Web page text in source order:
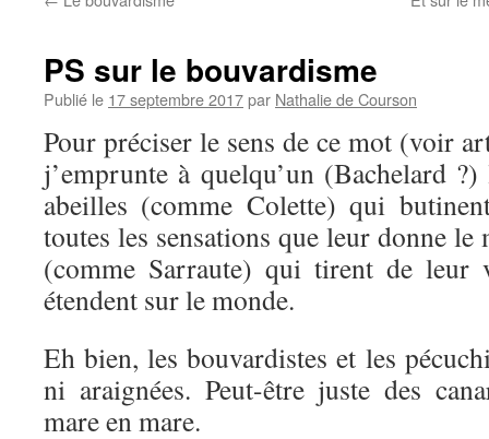
PS sur le bouvardisme
Publié le 17 septembre 2017par Nathalie de Courson
Pour préciser le sens de ce mot (voir
j’emprunte à quelqu’un (Bachelard
abeilles (comme Colette) qui
toutes les sensations que leur donne le
(comme Sarraute) qui tirent de leur
étendent sur le monde.
Eh bien, les bouvardistes et les
ni araignées. Peut-être juste des
mare en mare.